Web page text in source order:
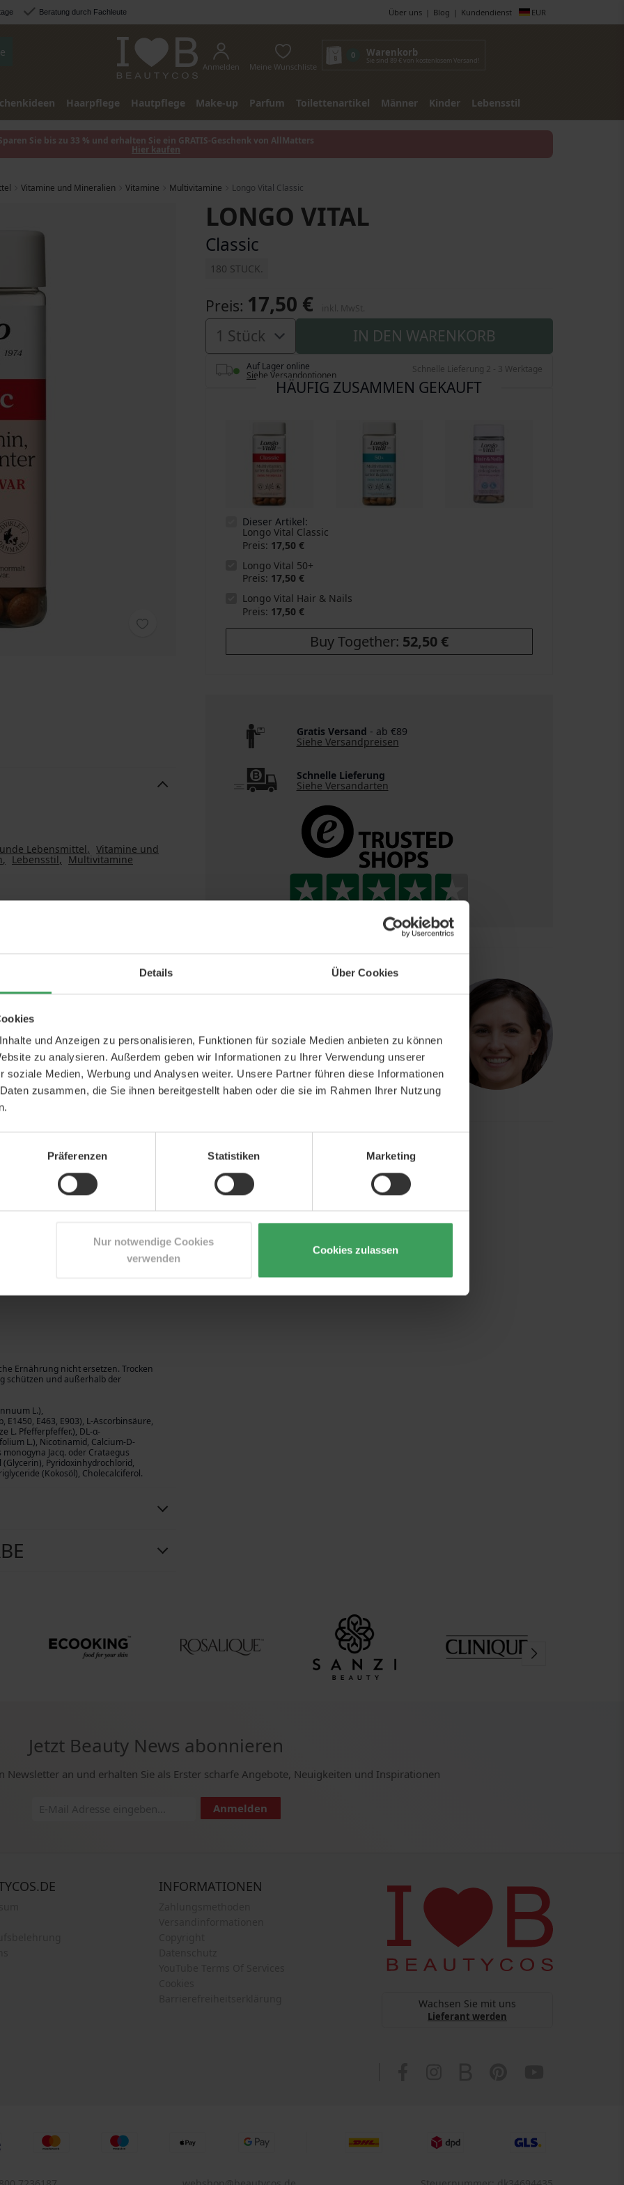
Details Über Cookies
und Anzeigen zu personalisieren, Funktionen für soziale Medien anbieten zu können
zu analysieren. Außerdem geben wir Informationen zu Ihrer Verwendung unserer
soziale Medien, Werbung und Analysen weiter. Unsere Partner führen diese Informationen
zusammen, die Sie ihnen bereitgestellt haben oder die sie im Rahmen Ihrer Nutzung
Präferenzen Statistiken Marketing
Nur notwendige Cookies
verwenden
Cookies zulassen
Beratung durch Fachleute EUR
Über uns Blog Kundendienst
Anmelden Meine Wunschliste
0 Warenkorb
Sie sind 89 € von kostenlosem Versand!
Haarpflege Hautpflege Make-up Parfum Toilettenartikel Männer Kinder Lebensstil
Sie bis zu 33 % und erhalten Sie ein GRATIS-Geschenk von AllMatters
Hier kaufen
Vitamine und Mineralien Vitamine Multivitamine Longo Vital Classic
Lebensmittel Vitamine und
Lebensstil
Multivitamine
ausgewählten Kräutern aus
eines normal funktionierenden
Kinder ab 11 Jahren. In Verbindung
Sollte nicht von schwangeren oder
Kunststoff. Mit dem gleichen
Ernährung nicht ersetzen. Trocken
schützen und außerhalb der
L.),
E463, E903), L-Ascorbinsäure,
L. Pfefferpfeffer.), DL-α-
L.), Nicotinamid, Calcium-D-
Jacq. oder Crataegus
(Glycerin), Pyridoxinhydrochlorid,
(Kokosöl), Cholecalciferol.
LONGO VITAL
Classic
180 STUCK.
Preis 17,50 €
IN DEN WARENKORB
Auf Lager online
Siehe Versandoptionen
Schnelle Lieferung 2 - 3 Werktage
HÄUFIG ZUSAMMEN GEKAUFT
Dieser Artikel:
Longo Vital Classic
Preis 17,50 €
Longo Vital 50+
Preis 17,50 €
Longo Vital Hair & Nails
Preis 17,50 €
Buy Together: 52,50 €
Gratis Versand - ab €89
Siehe Versandpreisen
Schnelle Lieferung
Siehe Versandarten
BERATUNG DURCH EXPERTEN
Personal.
+49 800 7236187
webshop@beautycos.de
Montag-Freitag 9.00 - 16.00
Jetzt Beauty News abonnieren
Newsletter an und erhalten Sie als Erster scharfe Angebote, Neuigkeiten und Inspirationen
Anmelden
INFORMATIONEN
Wachsen Sie mit uns
Lieferant werden